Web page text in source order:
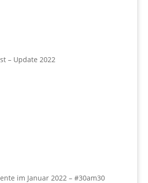
– Update 2022
im Januar 2022 – #30am30